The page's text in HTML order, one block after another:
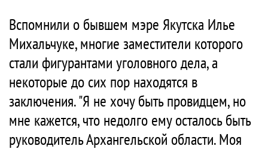
Вспомнили о бывшем мэре Якутска Илье
Михальчуке, многие заместители которого
стали фигурантами уголовного дела, а
некоторые до сих пор находятся в
заключения. "Я не хочу быть провидцем, но
мне кажется, что недолго ему осталось быть
руководитель Архангельской области. Моя